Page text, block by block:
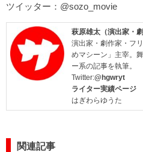
ツイッター： @sozo_movie
萩原雄太（演出家・
演出家・劇作家・フ
めマシーン」主宰。
ー系の記事を執筆。
Twitter:@hgwryt
ライター実績ページ
はぎわらゆうた
関連記事